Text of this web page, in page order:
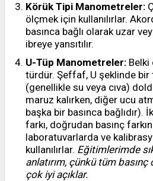
Körük Tipi Manometreler:
ölçmek için kullanılırlar.
basınca bağlı olarak uzar
ibreye yansıtılır.
U-Tüp Manometreler: Belki
türdür. Şeffaf, U şeklinde bir
(genellikle su veya cıva)
maruz kalırken, diğer ucu
başka bir basınca bağlıdır).
farkı, doğrudan basınç
laboratuvarlarda ve
kullanılırlar. Eğitimlerimde
anlatırım, çünkü tüm
çok iyi açıklar.